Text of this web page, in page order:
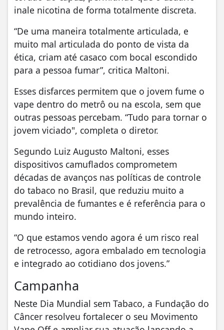
inale nicotina de forma totalmente discreta.
“De uma maneira totalmente articulada, e
muito mal articulada do ponto de vista da
ética, criam até casaco com bocal escondido
para a pessoa fumar”, critica Maltoni.
Esses disfarces permitem que o jovem fume o
vape dentro do metrô ou na escola, sem que
outras pessoas percebam. “Tudo para tornar o
jovem viciado", completa o diretor.
Segundo Luiz Augusto Maltoni, esses
dispositivos camuflados comprometem
décadas de avanços nas políticas de controle
do tabaco no Brasil, que reduziu muito a
prevalência de fumantes e é referência para o
mundo inteiro.
“O que estamos vendo agora é um risco real
de retrocesso, agora embalado em tecnologia
e integrado ao cotidiano dos jovens.”
Campanha
Neste Dia Mundial sem Tabaco, a Fundação do
Câncer resolveu fortalecer o seu Movimento